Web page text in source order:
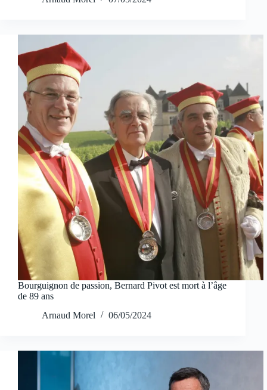
Bourguignon de passion, Bernard Pivot est mort à l’âge
de 89 ans
Arnaud Morel
06/05/2024